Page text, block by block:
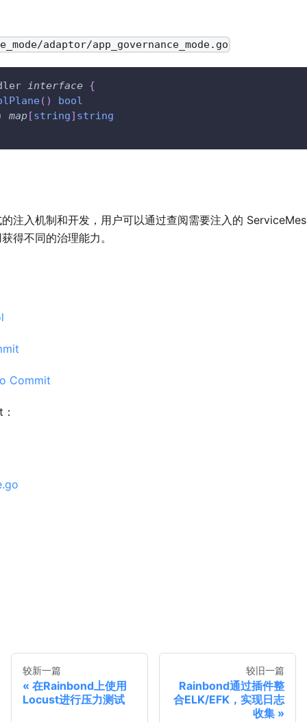
adaptor/app_governance_mode.go
interface {
( )
bool
map[string] string
注入机制和开发，用户可以通过查阅需要注入的
得不同的治理能力。
Commit
较新一篇
在Rainbond上使用
Locust进行压力测试
较旧一篇
Rainbond通过插件整
合ELK/EFK，实现日志
收集